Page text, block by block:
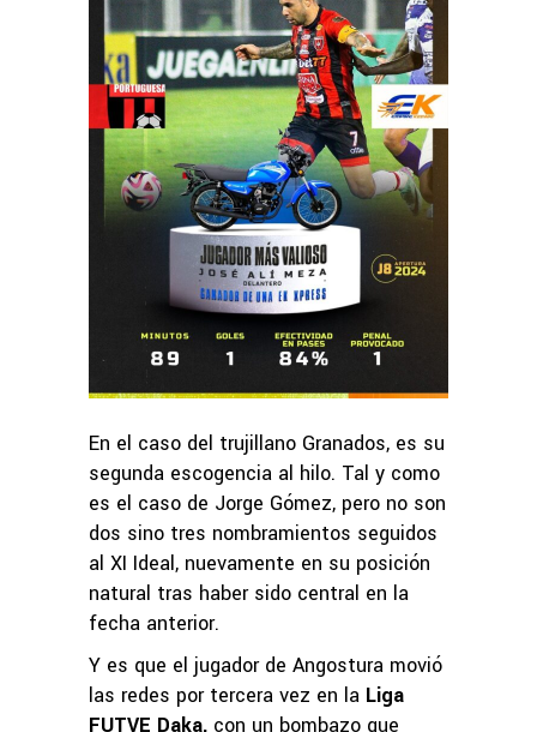
En el caso del trujillano Granados, es su
segunda escogencia al hilo. Tal y como
es el caso de Jorge Gómez, pero no son
dos sino tres nombramientos seguidos
al XI Ideal, nuevamente en su posición
natural tras haber sido central en la
fecha anterior.
Y es que el jugador de Angostura movió
las redes por tercera vez en la Liga
FUTVE Daka, con un bombazo que